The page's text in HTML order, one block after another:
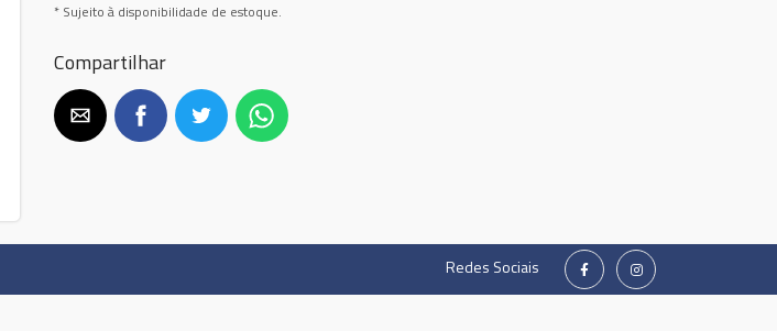
* Sujeito à disponibilidade de estoque.
Compartilhar
Redes Sociais